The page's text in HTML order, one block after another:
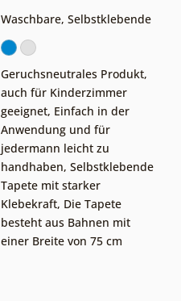
Waschbare, Selbstklebende
Geruchsneutrales Produkt,
auch für Kinderzimmer
geeignet, Einfach in der
Anwendung und für
jedermann leicht zu
handhaben, Selbstklebende
Tapete mit starker
Klebekraft, Die Tapete
besteht aus Bahnen mit
einer Breite von 75 cm